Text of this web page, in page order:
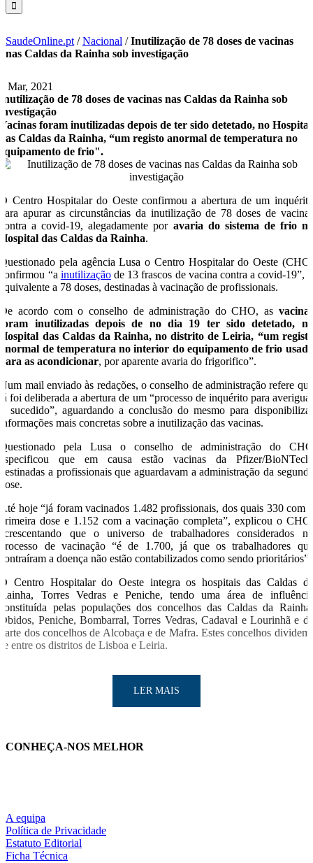
SaudeOnline.pt /Nacional /Inutilização de 78 doses de vacinas
nas Caldas da Rainha sob investigação
2 Mar, 2021
Inutilização de 78 doses de vacinas nas Caldas da Rainha sob
investigação
Vacinas foram inutilizadas depois de ter sido detetado, no Hospital
das Caldas da Rainha, “um registo anormal de temperatura no
equipamento de frio".
O Centro Hospitalar do Oeste confirmou a abertura de um inquérito
para apurar as circunstâncias da inutilização de 78 doses de vacinas
contra a covid-19, alegadamente por avaria do sistema de frio no
Hospital das Caldas da Rainha.
Questionado pela agência Lusa o Centro Hospitalar do Oeste (CHO)
confirmou “a inutilizaçãode 13 frascos de vacina contra a covid-19”, o
equivalente a 78 doses, destinadas à vacinação de profissionais.
De acordo com o conselho de administração do CHO, as vacinas
foram inutilizadas depois de no dia 19 ter sido detetado, no
Hospital das Caldas da Rainha, no distrito de Leiria, “um registo
anormal de temperatura no interior do equipamento de frio usado
para as acondicionar, por aparente avaria do frigorifico”.
Num mail enviado às redações, o conselho de administração refere que
já foi deliberada a abertura de um “processo de inquérito para averiguar
o sucedido”, aguardando a conclusão do mesmo para disponibilizar
informações mais concretas sobre a inutilização das vacinas.
Questionado pela Lusa o conselho de administração do CHO
especificou que em causa estão vacinas da Pfizer/BioNTech,
destinadas a profissionais que aguardavam a administração da segunda
dose.
Até hoje “já foram vacinados 1.482 profissionais, dos quais 330 com a
primeira dose e 1.152 com a vacinação completa”, explicou o CHO,
acrescentando que o universo de trabalhadores considerados no
processo de vacinação “é de 1.700, já que os trabalhadores que
contraíram a doença não estão contabilizados como sendo prioritários”.
O Centro Hospitalar do Oeste integra os hospitais das Caldas da
Rainha, Torres Vedras e Peniche, tendo uma área de influência
constituída pelas populações dos concelhos das Caldas da Rainha,
Óbidos, Peniche, Bombarral, Torres Vedras, Cadaval e Lourinhã e de
parte dos concelhos de Alcobaça e de Mafra. Estes concelhos dividem-
se entre os distritos de Lisboa e Leiria.
LER MAIS
CONHEÇA-NOS MELHOR
A equipa
Política de Privacidade
Estatuto Editorial
Ficha Técnica